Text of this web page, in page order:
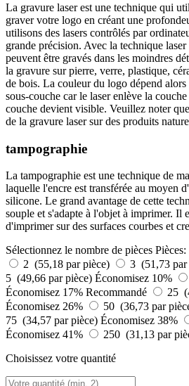
La gravure laser est une technique qui
graver votre logo en créant une
utilisons des lasers contrôlés par
grande précision. Avec la technique
peuvent être gravés dans les moindres
la gravure sur pierre, verre, plastique,
de bois. La couleur du logo dépend
sous-couche car le laser enlève la
couche devient visible. Veuillez noter
de la gravure laser sur des produits
tampographie
La tampographie est une technique de
laquelle l'encre est transférée au moyen
silicone. Le grand avantage de cette
souple et s'adapte à l'objet à imprimer. Il
d'imprimer sur des surfaces courbes et
Sélectionnez le nombre de pièces Pièces:
2 (55,18 par pièce)
3 (51,73 par
5 (49,66 par pièce) Économisez 10%
Économisez 17% Recommandé
25
Économisez 26%
50 (36,73 par
75 (34,57 par pièce) Économisez 38%
Économisez 41%
250 (31,13 par
Choisissez votre quantité